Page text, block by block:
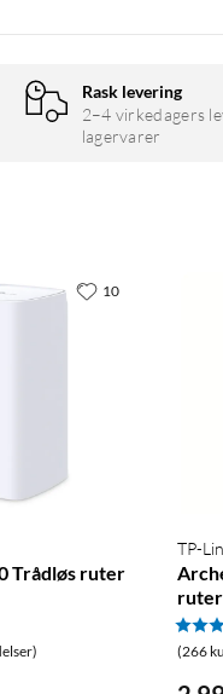
Rask levering
2–4 virkedagers
lagervarer
Trådløs ruter
10
TP-
(266